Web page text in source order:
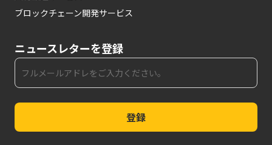
ブロックチェーン開発サービス
ニュースレターを登録
登録